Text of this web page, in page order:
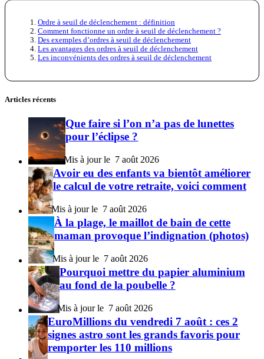
Ordre à seuil de déclenchement : définition
Comment fonctionne un ordre à seuil de déclenchement ?
Des exemples d’ordres à seuil de déclenchement
Les avantages des ordres à seuil de déclenchement
Les inconvénients des ordres à seuil de déclenchement
Articles récents
Que faire si l’on n’a pas de lunettes
pour l’éclipse ?
7 août 2026
Avoir eu des enfants va bientôt améliorer
le calcul de votre retraite, voici comment
7 août 2026
À la plage, le maillot de bain de cette
maman provoque l’indignation (photos)
7 août 2026
Pourquoi mettre du papier aluminium
au fond de la poubelle ?
7 août 2026
EuroMillions du vendredi 7 août : ces 2
signes astro sont les grands favoris pour
remporter les 110 millions